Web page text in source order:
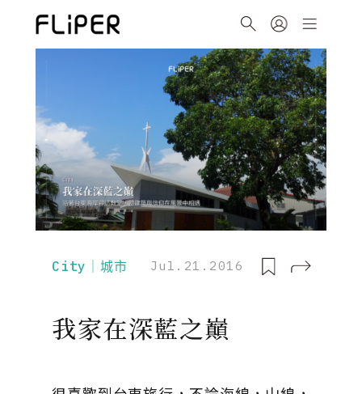
City｜城市 Jul.21.2016
我家在深藍之巔